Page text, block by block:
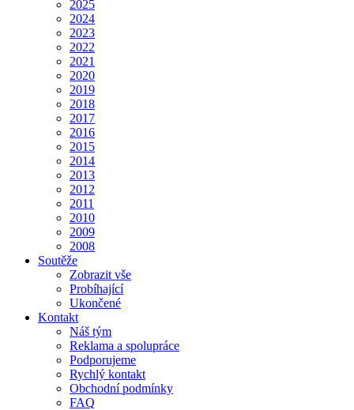
2025
2024
2023
2022
2021
2020
2019
2018
2017
2016
2015
2014
2013
2012
2011
2010
2009
2008
Soutěže
Zobrazit vše
Probíhající
Ukončené
Kontakt
Náš tým
Reklama a spolupráce
Podporujeme
Rychlý kontakt
Obchodní podmínky
FAQ